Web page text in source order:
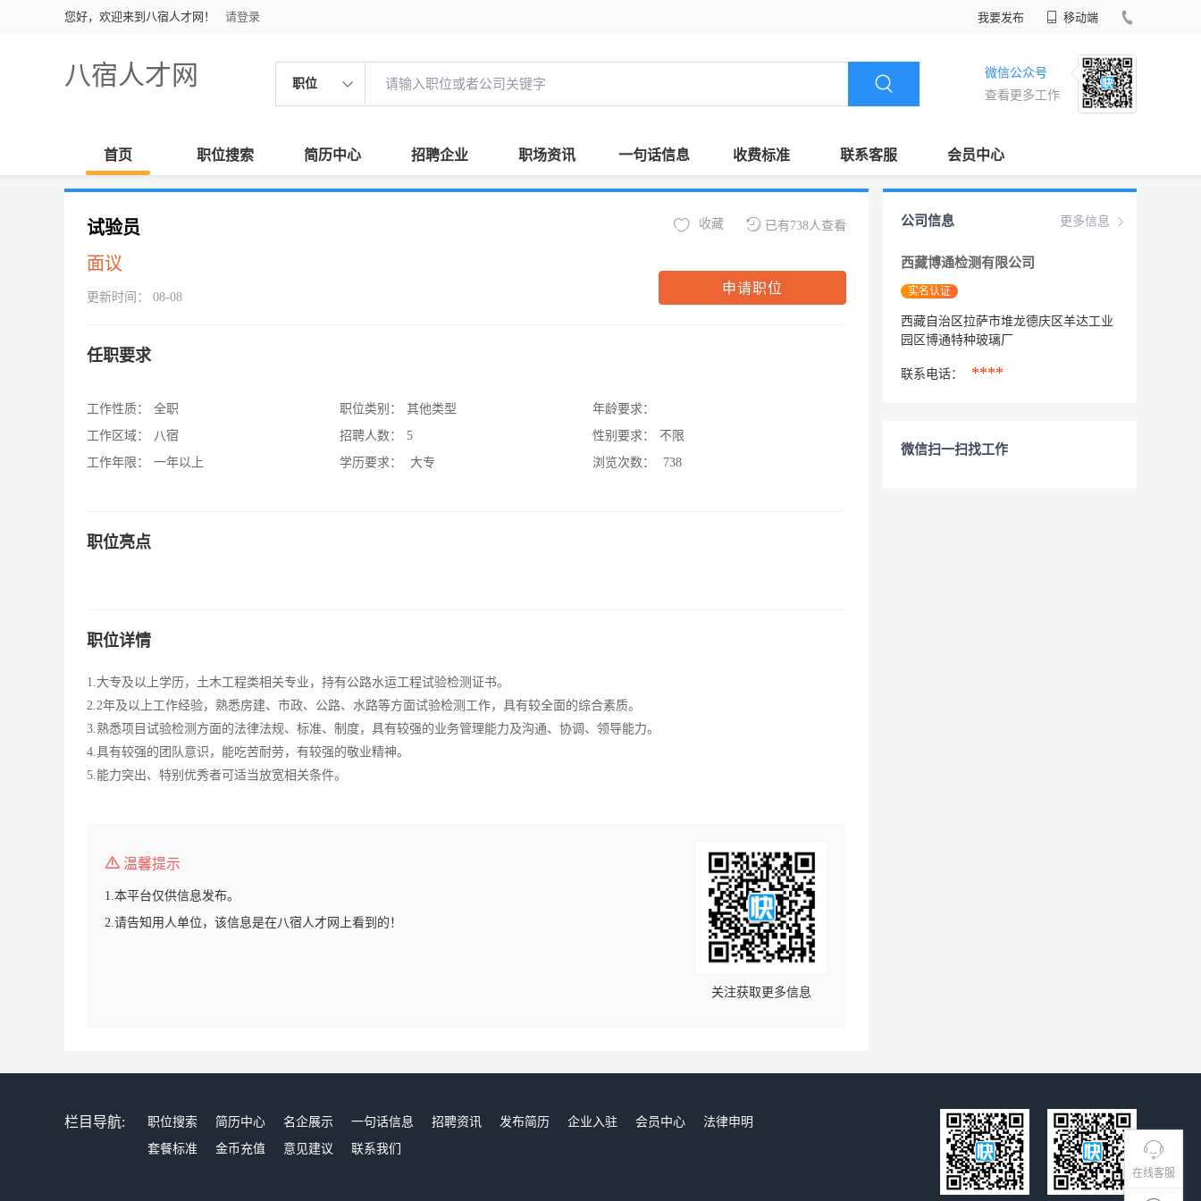
您好，欢迎来到八宿人才网！ 请登录 我要发布 移动端
八宿人才网 职位
微信公众号
查看更多工作
首页 职位搜索 简历中心 招聘企业 职场资讯 一句话信息 收费标准 联系客服 会员中心
在线客服
试验员
面议
更新时间： 08-08
已有738人查看
收藏
申请职位
任职要求
工作性质：
全职
工作区域：
八宿
工作年限：
一年以上
职位类别：
其他类型
招聘人数：
5
学历要求：
大专
年龄要求：
性别要求：
不限
浏览次数：
738
职位亮点
职位详情
1.大专及以上学历，土木工程类相关专业，持有公路水运工程试验检测证书。
2.2年及以上工作经验，熟悉房建、市政、公路、水路等方面试验检测工作，具有较全面的综合素质。
3.熟悉项目试验检测方面的法律法规、标准、制度，具有较强的业务管理能力及沟通、协调、领导能力。
4.具有较强的团队意识，能吃苦耐劳，有较强的敬业精神。
5.能力突出、特别优秀者可适当放宽相关条件。
温馨提示
1.本平台仅供信息发布。
2.请告知用人单位，该信息是在八宿人才网上看到的！
关注获取更多信息
更多信息
公司信息
西藏博通检测有限公司
实名认证
西藏自治区拉萨市堆龙德庆区羊达工业
园区博通特种玻璃厂
联系电话： ****
微信扫一扫找工作
栏目导航: 职位搜索 简历中心 名企展示 一句话信息 招聘资讯 发布简历 企业入驻 会员中心
法律申明
套餐标准
金币充值 意见建议 联系我们